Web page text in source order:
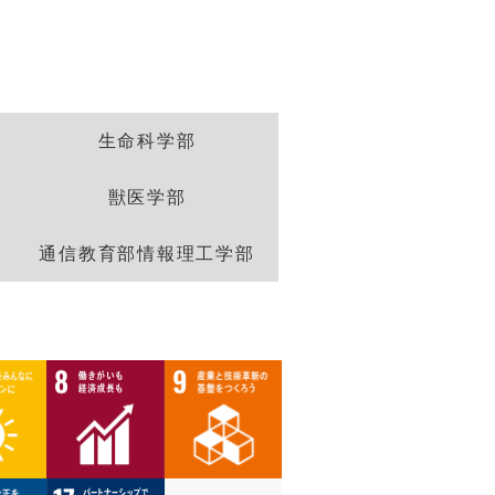
情報基盤センター
生命科学部
獣医学部
通信教育部情報理工学部